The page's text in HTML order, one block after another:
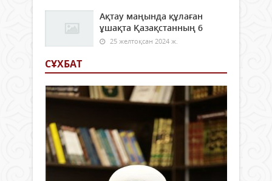
Ақтау маңында құлаған
ұшақта Қазақстанның 6
25 желтоқсан 2024 ж.
СҰХБАТ